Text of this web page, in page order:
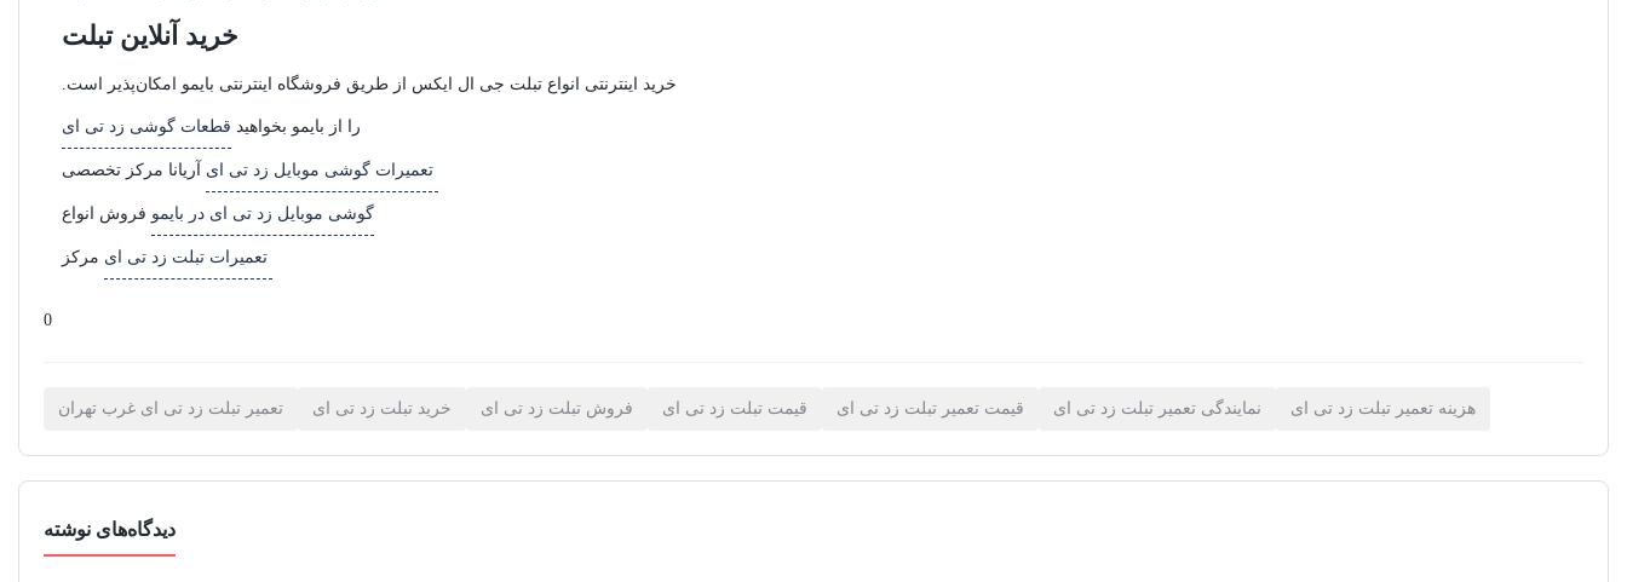
خرید آنلاین تبلت
خرید اینترنتی انواع تبلت جی ال ایکس از طریق فروشگاه اینترنتی بایمو امکان‌پذیر است.
قطعات گوشی زد تی ای را از بایمو بخواهید
گوشی موبایل زد تی ای در بایمو
0
تعمیر تبلت زد تی ای غرب تهران خرید تبلت زد تی ای فروش تبلت زد تی ای قیمت تبلت زد تی ای قیمت تعمیر تبلت زد تی ای نمایندگی تعمیر تبلت زد تی ای هزینه تعمیر تبلت زد تی ای
دیدگاه‌های نوشته